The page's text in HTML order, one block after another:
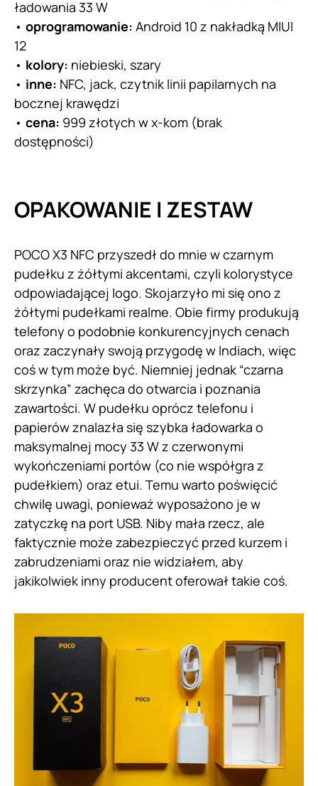
ładowania 33 W
• oprogramowanie: Android 10 z nakładką MIUI
12
• kolory: niebieski, szary
• inne: NFC, jack, czytnik linii papilarnych na
bocznej krawędzi
• cena: 999 złotych w x-kom (brak
dostępności)
OPAKOWANIE I ZESTAW
POCO X3 NFC przyszedł do mnie w czarnym
pudełku z żółtymi akcentami, czyli kolorystyce
odpowiadającej logo. Skojarzyło mi się ono z
żółtymi pudełkami realme. Obie firmy produkują
telefony o podobnie konkurencyjnych cenach
oraz zaczynały swoją przygodę w Indiach, więc
coś w tym może być. Niemniej jednak “czarna
skrzynka” zachęca do otwarcia i poznania
zawartości. W pudełku oprócz telefonu i
papierów znalazła się szybka ładowarka o
maksymalnej mocy 33 W z czerwonymi
wykończeniami portów (co nie współgra z
pudełkiem) oraz etui. Temu warto poświęcić
chwilę uwagi, ponieważ wyposażono je w
zatyczkę na port USB. Niby mała rzecz, ale
faktycznie może zabezpieczyć przed kurzem i
zabrudzeniami oraz nie widziałem, aby
jakikolwiek inny producent oferował takie coś.